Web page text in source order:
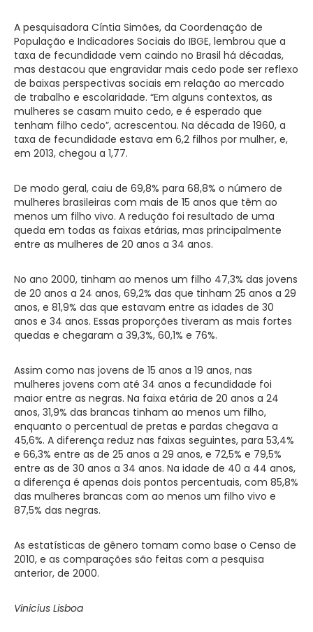
A pesquisadora Cíntia Simões, da Coordenação de
População e Indicadores Sociais do IBGE, lembrou que a
taxa de fecundidade vem caindo no Brasil há décadas,
mas destacou que engravidar mais cedo pode ser reflexo
de baixas perspectivas sociais em relação ao mercado
de trabalho e escolaridade. “Em alguns contextos, as
mulheres se casam muito cedo, e é esperado que
tenham filho cedo”, acrescentou. Na década de 1960, a
taxa de fecundidade estava em 6,2 filhos por mulher, e,
em 2013, chegou a 1,77.
De modo geral, caiu de 69,8% para 68,8% o número de
mulheres brasileiras com mais de 15 anos que têm ao
menos um filho vivo. A redução foi resultado de uma
queda em todas as faixas etárias, mas principalmente
entre as mulheres de 20 anos a 34 anos.
No ano 2000, tinham ao menos um filho 47,3% das jovens
de 20 anos a 24 anos, 69,2% das que tinham 25 anos a 29
anos, e 81,9% das que estavam entre as idades de 30
anos e 34 anos. Essas proporções tiveram as mais fortes
quedas e chegaram a 39,3%, 60,1% e 76%.
Assim como nas jovens de 15 anos a 19 anos, nas
mulheres jovens com até 34 anos a fecundidade foi
maior entre as negras. Na faixa etária de 20 anos a 24
anos, 31,9% das brancas tinham ao menos um filho,
enquanto o percentual de pretas e pardas chegava a
45,6%. A diferença reduz nas faixas seguintes, para 53,4%
e 66,3% entre as de 25 anos a 29 anos, e 72,5% e 79,5%
entre as de 30 anos a 34 anos. Na idade de 40 a 44 anos,
a diferença é apenas dois pontos percentuais, com 85,8%
das mulheres brancas com ao menos um filho vivo e
87,5% das negras.
As estatísticas de gênero tomam como base o Censo de
2010, e as comparações são feitas com a pesquisa
anterior, de 2000.
Vinicius Lisboa